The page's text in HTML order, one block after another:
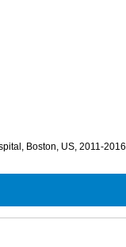
Boston, US, 2011-2016.